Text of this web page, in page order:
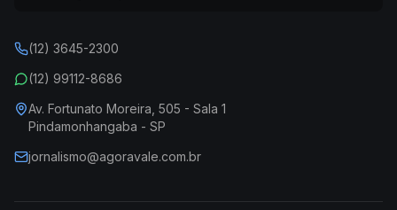
(12) 3645-2300
(12) 99112-8686
Av. Fortunato Moreira, 505 - Sala 1
Pindamonhangaba - SP
jornalismo@agoravale.com.br